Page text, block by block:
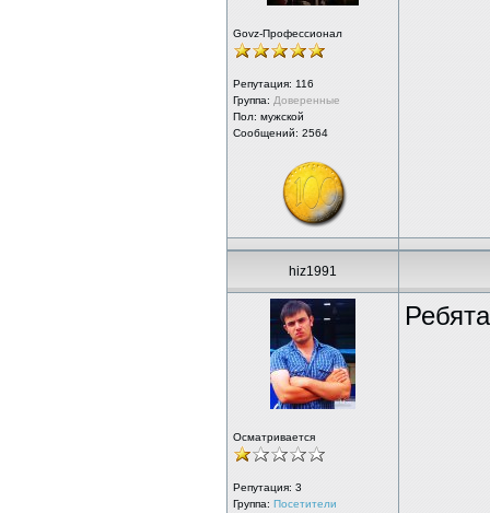
Govz-Профессионал
Репутация: 116
Группа: Доверенные
Пол: мужской
Сообщений: 2564
hiz1991
Осматривается
Репутация: 3
Группа: Посетители